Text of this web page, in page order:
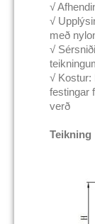
√
√
með
√
√ Kostur:
festingar
verð
Teikning